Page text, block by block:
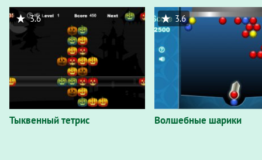
Тыквенный тетрис
3.6
Волшебные шарики
3.6